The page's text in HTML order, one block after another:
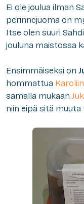
Ei ole joulua ilman
perinnejuoma on
Itse olen suuri
jouluna maistossa
Ensimmäiseksi on
hommattua
samalla mukaan
niin eipä sitä